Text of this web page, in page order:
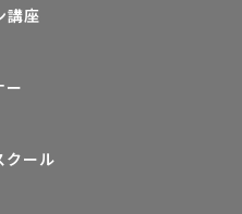
講座
ー
クール